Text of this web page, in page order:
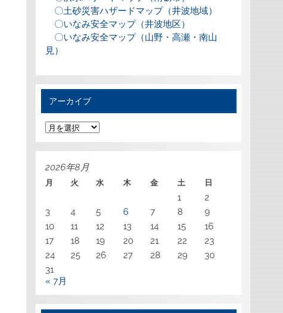
〇土砂災害ハザードマップ（井波地域）
〇いなみ安全マップ（井波地区）
〇いなみ安全マップ（山野・高瀬・南山
見）
アーカイブ
ア
ー
カ
イ
2026年8月
月 火 水 木 金 土 日
1
2
3
4 5 6 7 8
9
10
11 12 13 14 15
16
17
18 19 20 21 22
23
24
25 26 27 28 29
30
31
« 7月